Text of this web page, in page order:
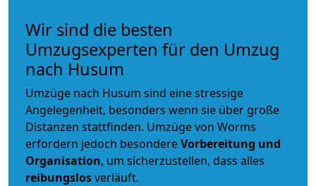
Wir sind die besten
Umzugsexperten für den Umzug
nach Husum
Umzüge nach Husum sind eine stressige
Angelegenheit, besonders wenn sie über große
Distanzen stattfinden. Umzüge von Worms
erfordern jedoch besondereVorbereitung und
Organisation, um sicherzustellen, dass alles
reibungslosverläuft.